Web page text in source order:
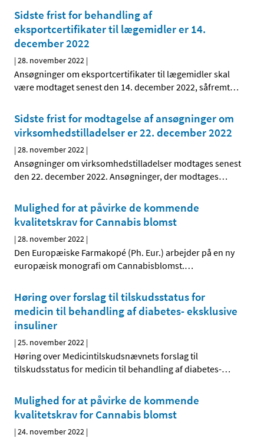
Sidste frist for behandling af
eksportcertifikater til lægemidler er 14.
december 2022
|28. november 2022 |
Ansøgninger om eksportcertifikater til lægemidler skal
være modtaget senest den 14. december 2022, såfremt…
Sidste frist for modtagelse af ansøgninger om
virksomhedstilladelser er 22. december 2022
|28. november 2022 |
Ansøgninger om virksomhedstilladelser modtages senest
den 22. december 2022. Ansøgninger, der modtages…
Mulighed for at påvirke de kommende
kvalitetskrav for Cannabis blomst
|28. november 2022 |
Den Europæiske Farmakopé (Ph. Eur.) arbejder på en ny
europæisk monografi om Cannabisblomst.…
Høring over forslag til tilskudsstatus for
medicin til behandling af diabetes- eksklusive
insuliner
|25. november 2022 |
Høring over Medicintilskuds­nævnets forslag til
tilskudsstatus for medicin til behandling af diabetes-…
Mulighed for at påvirke de kommende
kvalitetskrav for Cannabis blomst
|24. november 2022 |